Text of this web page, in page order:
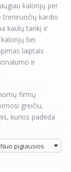
kalorijų per
treniruočių kardio
kaulų tankį ir
bei
laiptais
ir
firmų
greičiu,
kurios padeda
Nuo pigiausios